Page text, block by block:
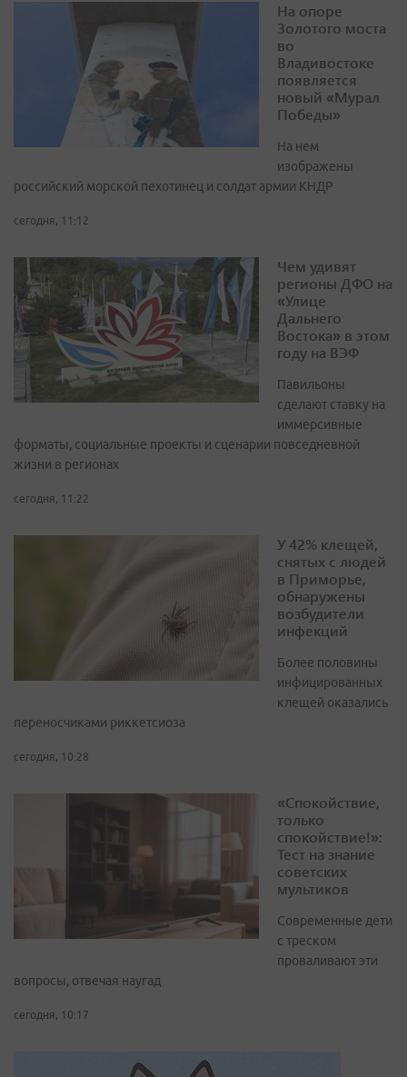
На опоре
Золотого моста
во
Владивостоке
появляется
новый «Мурал
Победы»
На нем
изображены
российский морской пехотинец и солдат армии КНДР
сегодня, 11:12
Чем удивят
регионы ДФО на
«Улице
Дальнего
Востока» в этом
году на ВЭФ
Павильоны
сделают ставку на
иммерсивные
форматы, социальные проекты и сценарии повседневной
жизни в регионах
сегодня, 11:22
У 42% клещей,
снятых с людей
в Приморье,
обнаружены
возбудители
инфекций
Более половины
инфицированных
клещей оказались
переносчиками риккетсиоза
сегодня, 10:28
«Спокойствие,
только
спокойствие!»:
Тест на знание
советских
мультиков
Современные дети
с треском
проваливают эти
вопросы, отвечая наугад
сегодня, 10:17